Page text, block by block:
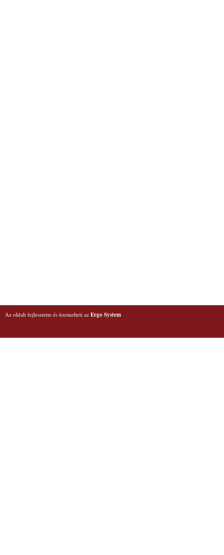
Az oldalt fejlesztette és üzemelteti az Ergo System